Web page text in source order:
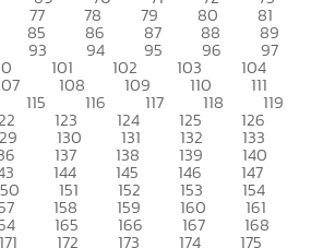
77 78 79 80 81
85 86 87 88 89
93 94 95 96 97
101 102 103 104
108 109 110 111
115 116 117 118 119
123 124 125 126
130 131 132 133
137 138 139 140
144 145 146 147
151 152 153 154
158 159 160 161
165 166 167 168
171 172 173 174 175